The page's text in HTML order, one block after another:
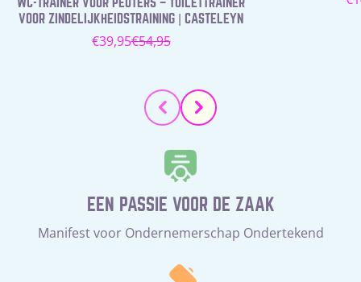
WC-TRAINER VOOR PEUTERS – TOILETTRAINER
VOOR ZINDELIJKHEIDSTRAINING | CASTELEYN
Verkoopprijs
€39,95Normale
€54,95
EEN PASSIE VOOR DE ZAAK
Manifest voor Ondernemerschap Ondertekend